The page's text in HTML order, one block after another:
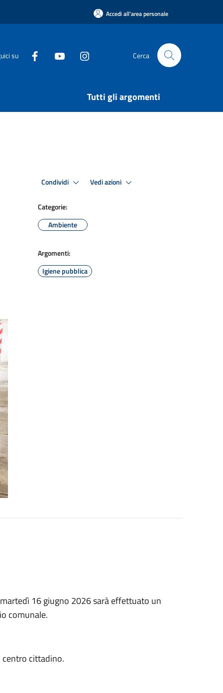
Accedi all'area personale
su Cerca
Tutti gli argomenti
Condividi Vedi azioni
Categorie:
Ambiente
Argomenti:
Igiene pubblica
16 giugno 2026 sarà effettuato un
comunale.
cittadino.